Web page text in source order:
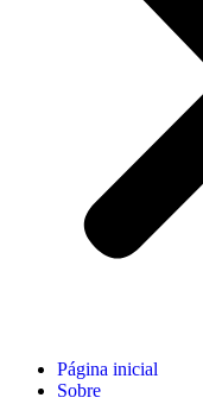
Página inicial
Sobre